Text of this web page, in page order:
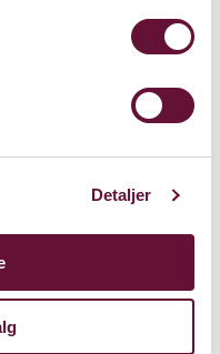
Detaljer